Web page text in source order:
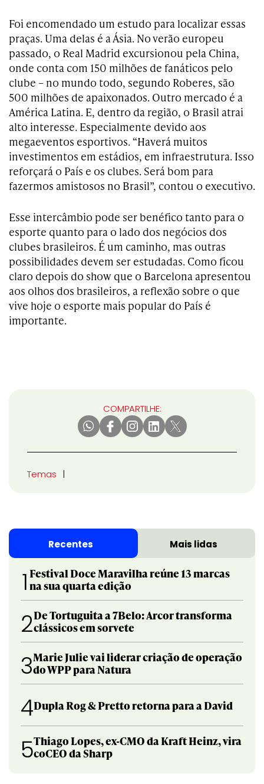
Foi encomendado um estudo para localizar essas
praças. Uma delas é a Ásia. No verão europeu
passado, o Real Madrid excursionou pela China,
onde conta com 150 milhões de fanáticos pelo
clube – no mundo todo, segundo Roberes, são
500 milhões de apaixonados. Outro mercado é a
América Latina. E, dentro da região, o Brasil atrai
alto interesse. Especialmente devido aos
megaeventos esportivos. “Haverá muitos
investimentos em estádios, em infraestrutura. Isso
reforçará o País e os clubes. Será bom para
fazermos amistosos no Brasil”, contou o executivo.
Esse intercâmbio pode ser benéfico tanto para o
esporte quanto para o lado dos negócios dos
clubes brasileiros. É um caminho, mas outras
possibilidades devem ser estudadas. Como ficou
claro depois do show que o Barcelona apresentou
aos olhos dos brasileiros, a reflexão sobre o que
vive hoje o esporte mais popular do País é
importante.
COMPARTILHE:
Temas
Recentes Mais lidas
1 Festival Doce Maravilha reúne 13 marcas
na sua quarta edição
2De Tortuguita a 7Belo: Arcor transforma
clássicos em sorvete
3Marie Julie vai liderar criação de operação
do WPP para Natura
4Dupla Rog & Pretto retorna para a David
5Thiago Lopes, ex-CMO da Kraft Heinz, vira
coCEO da Sharp